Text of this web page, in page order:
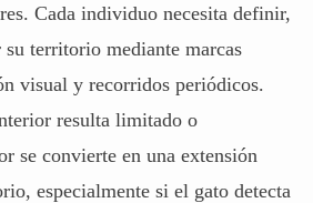
Cada individuo necesita definir,
territorio mediante marcas
visual y recorridos periódicos.
resulta limitado o
se convierte en una extensión
especialmente si el gato detecta